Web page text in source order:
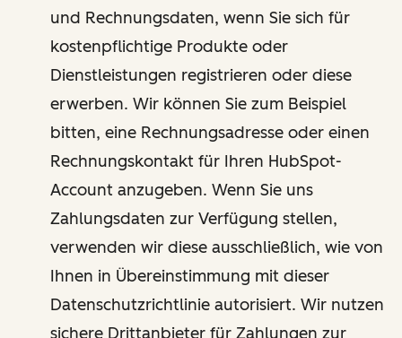
und Rechnungsdaten, wenn Sie sich für
kostenpflichtige Produkte oder
Dienstleistungen registrieren oder diese
erwerben. Wir können Sie zum Beispiel
bitten, eine Rechnungsadresse oder einen
Rechnungskontakt für Ihren HubSpot-
Account anzugeben. Wenn Sie uns
Zahlungsdaten zur Verfügung stellen,
verwenden wir diese ausschließlich, wie von
Ihnen in Übereinstimmung mit dieser
Datenschutzrichtlinie autorisiert. Wir nutzen
sichere Drittanbieter für Zahlungen zur